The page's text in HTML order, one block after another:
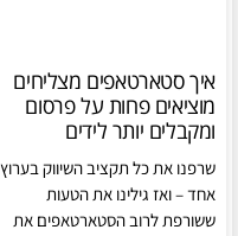
איך סטארטאפים מצליחים
מוציאים פחות על פרסום
ומקבלים יותר לידים
שרפנו את כל תקציב השיווק בערוץ
אחד – ואז גילינו את הטעות
ששורפת לרוב הסטארטאפים את